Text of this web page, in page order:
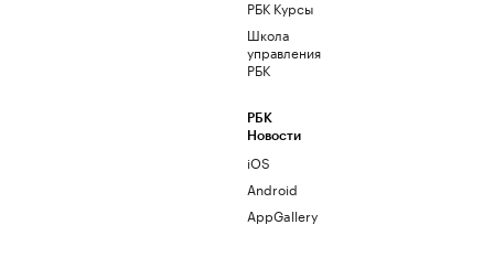
РБК Курсы
Школа
управления
РБК
РБК
Новости
iOS
Android
AppGallery